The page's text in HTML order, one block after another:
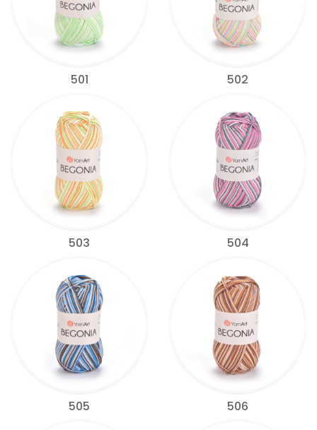
501 502
503 504
505 506